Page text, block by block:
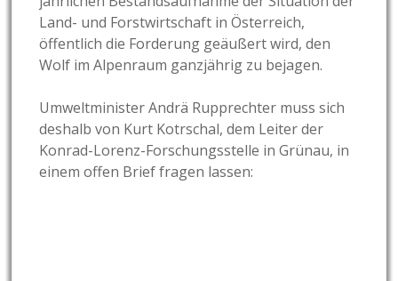
Land- und Forstwirtschaft in Österreich,
öffentlich die Forderung geäußert wird, den
Wolf im Alpenraum ganzjährig zu bejagen.
Umweltminister Andrä Rupprechter muss sich
deshalb von Kurt Kotrschal, dem Leiter der
Konrad-Lorenz-Forschungsstelle in Grünau, in
einem offen Brief fragen lassen: